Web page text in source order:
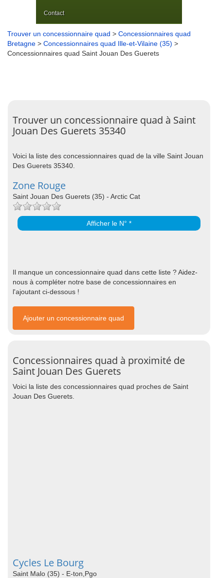
Contact
Trouver un concessionnaire quad > Concessionnaires quad
Bretagne > Concessionnaires quad Ille-et-Vilaine (35) >
Concessionnaires quad Saint Jouan Des Guerets
Trouver un concessionnaire quad à Saint
Jouan Des Guerets 35340
Voici la liste des concessionnaires quad de la ville Saint Jouan
Des Guerets 35340.
Zone Rouge
Saint Jouan Des Guerets (35) - Arctic Cat
Afficher le N° *
Il manque un concessionnaire quad dans cette liste ? Aidez-
nous à compléter notre base de concessionnaires en
l'ajoutant ci-dessous !
Ajouter un concessionnaire quad
Concessionnaires quad à proximité de
Saint Jouan Des Guerets
Voici la liste des concessionnaires quad proches de Saint
Jouan Des Guerets.
Cycles Le Bourg
Saint Malo (35) - E-ton,Pgo